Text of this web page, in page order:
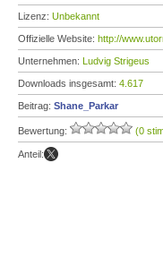
Lizenz: Unbekannt
Offizielle Website: http://
Unternehmen: Ludvig Strigeus
Downloads insgesamt: 4.617
Beitrag: Shane_Parkar
Bewertung: (0
Anteil: